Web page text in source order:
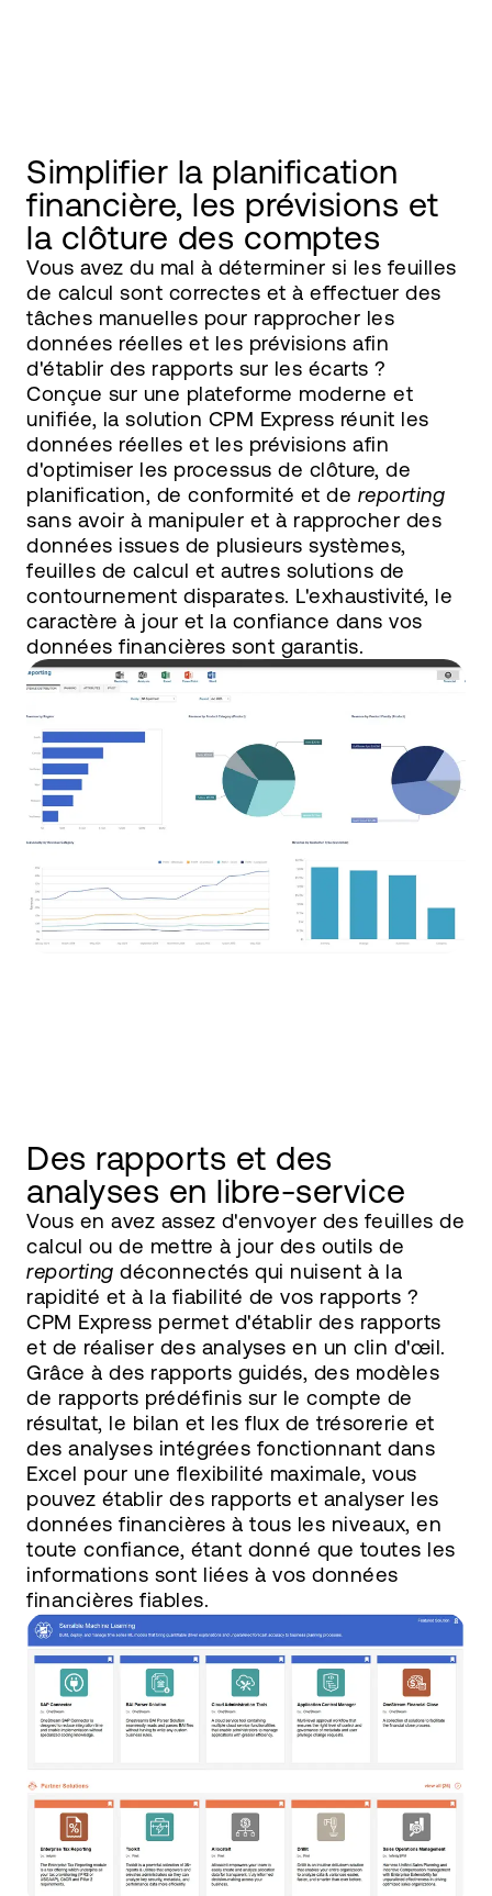
Simplifier la planification
financière, les prévisions et
la clôture des comptes
Vous avez du mal à déterminer si les feuilles
de calcul sont correctes et à effectuer des
tâches manuelles pour rapprocher les
données réelles et les prévisions afin
d'établir des rapports sur les écarts ?
Conçue sur une plateforme moderne et
unifiée, la solution CPM Express réunit les
données réelles et les prévisions afin
d'optimiser les processus de clôture, de
planification, de conformité et de reporting
sans avoir à manipuler et à rapprocher des
données issues de plusieurs systèmes,
feuilles de calcul et autres solutions de
contournement disparates. L'exhaustivité, le
caractère à jour et la confiance dans vos
données financières sont garantis.
Des rapports et des
analyses en libre-service
Vous en avez assez d'envoyer des feuilles de
calcul ou de mettre à jour des outils de
reporting déconnectés qui nuisent à la
rapidité et à la fiabilité de vos rapports ?
CPM Express permet d'établir des rapports
et de réaliser des analyses en un clin d'œil.
Grâce à des rapports guidés, des modèles
de rapports prédéfinis sur le compte de
résultat, le bilan et les flux de trésorerie et
des analyses intégrées fonctionnant dans
Excel pour une flexibilité maximale, vous
pouvez établir des rapports et analyser les
données financières à tous les niveaux, en
toute confiance, étant donné que toutes les
informations sont liées à vos données
financières fiables.